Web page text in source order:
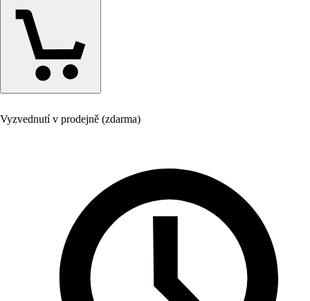
Vyzvednutí v prodejně (zdarma)